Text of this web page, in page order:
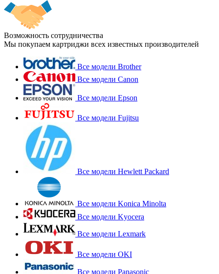
Возможность сотрудничества
Мы покупаем картриджи всех известных производителей
Все модели Brother
Все модели Canon
Все модели Epson
Все модели Fujitsu
Все модели Hewlett Packard
Все модели Konica Minolta
Все модели Kyocera
Все модели Lexmark
Все модели OKI
Все модели Panasonic